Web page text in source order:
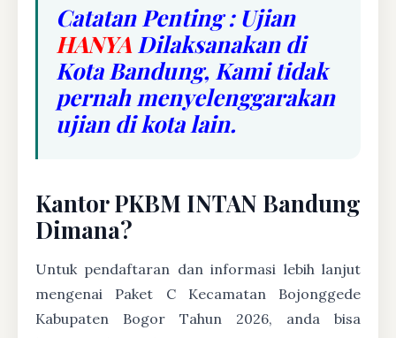
Catatan Penting : Ujian
HANYA Dilaksanakan di
Kota Bandung, Kami tidak
pernah menyelenggarakan
ujian di kota lain.
Kantor PKBM INTAN Bandung
Dimana?
Untuk pendaftaran dan informasi lebih lanjut
mengenai Paket C Kecamatan Bojonggede
Kabupaten Bogor Tahun 2026, anda bisa